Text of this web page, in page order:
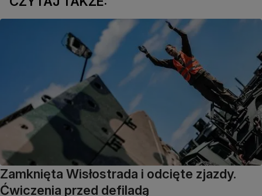
Zamknięta Wisłostrada i odcięte zjazdy.
Ćwiczenia przed defiladą